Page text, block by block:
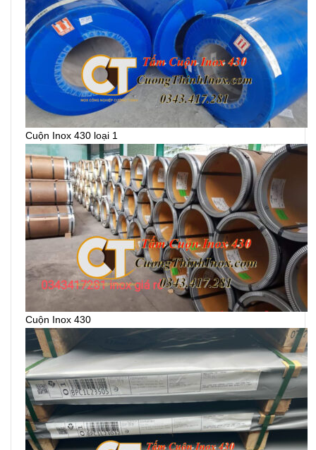
Cuộn Inox 430 loại 1
Cuộn Inox 430